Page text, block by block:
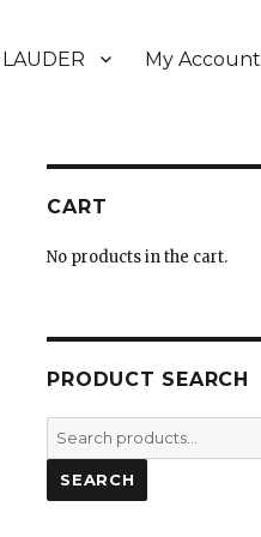
My Account
CART
No products in the cart.
PRODUCT SEARCH
Search
for:
SEARCH